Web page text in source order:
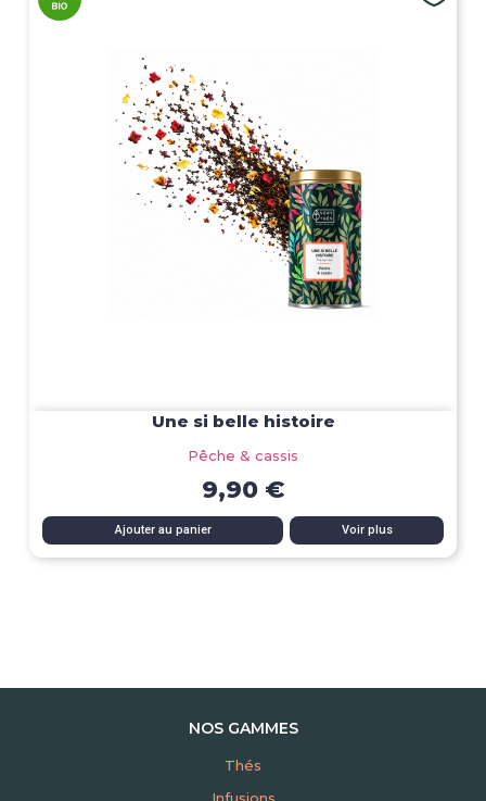
Une si belle histoire
Pêche & cassis
9,90 €
Ajouter au panier Voir plus
NOS GAMMES
Thés